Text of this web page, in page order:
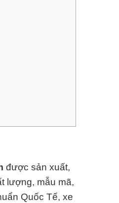
được sản xuất,
lượng, mẫu mã,
Quốc Tế, xe